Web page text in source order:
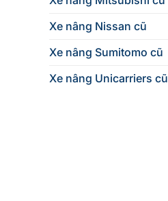
Xe nâng Nissan cũ
Xe nâng Sumitomo cũ
Xe nâng Unicarriers cũ